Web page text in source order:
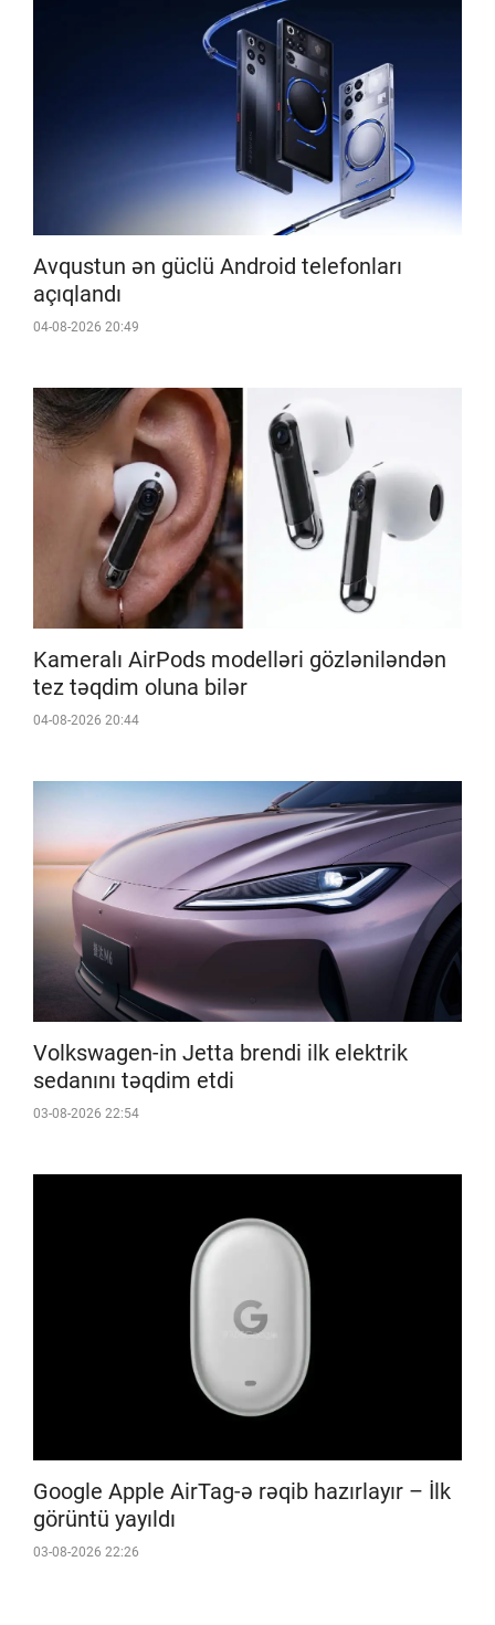
Avqustun ən güclü Android telefonları
açıqlandı
04-08-2026 20:49
Kameralı AirPods modelləri gözləniləndən
tez təqdim oluna bilər
04-08-2026 20:44
Volkswagen-in Jetta brendi ilk elektrik
sedanını təqdim etdi
03-08-2026 22:54
Google Apple AirTag-ə rəqib hazırlayır – İlk
görüntü yayıldı
03-08-2026 22:26